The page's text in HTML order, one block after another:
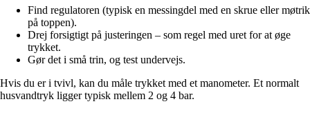
Find regulatoren (typisk en messingdel med en skrue eller møtrik
på toppen).
Drej forsigtigt på justeringen – som regel med uret for at øge
trykket.
Gør det i små trin, og test undervejs.
Hvis du er i tvivl, kan du måle trykket med et manometer. Et normalt
husvandtryk ligger typisk mellem 2 og 4 bar.